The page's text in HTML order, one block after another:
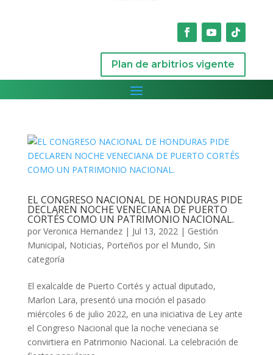
Plan de arbitrios vigente
EL CONGRESO NACIONAL DE HONDURAS PIDE
DECLAREN NOCHE VENECIANA DE PUERTO
CORTÉS COMO UN PATRIMONIO NACIONAL.
por Veronica Hernandez| Jul 13, 2022| Gestión
Municipal, Noticias, Porteños por el Mundo, Sin
categoría
El exalcalde de Puerto Cortés y actual diputado,
Marlon Lara, presentó una moción el pasado
miércoles 6 de julio 2022, en una iniciativa de Ley ante
el Congreso Nacional que la noche veneciana se
convirtiera en Patrimonio Nacional. La celebración de